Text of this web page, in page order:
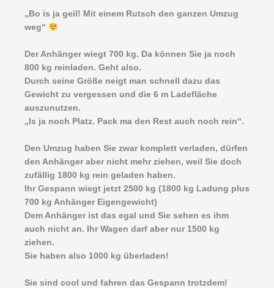
„Bo is ja geil! Mit einem Rutsch den ganzen Umzug
weg“
Der Anhänger wiegt 700 kg. Da können Sie ja noch
800 kg reinladen. Geht also.
Durch seine Größe neigt man schnell dazu das
Gewicht zu vergessen und die 6 m Ladefläche
auszunutzen.
„Is ja noch Platz. Pack ma den Rest auch noch rein“.
Den Umzug haben Sie zwar komplett verladen, dürfen
den Anhänger aber nicht mehr ziehen, weil Sie doch
zufällig 1800 kg rein geladen haben.
Ihr Gespann wiegt jetzt 2500 kg (1800 kg Ladung plus
700 kg Anhänger Eigengewicht)
Dem Anhänger ist das egal und Sie sehen es ihm
auch nicht an. Ihr Wagen darf aber nur 1500 kg
ziehen.
Sie haben also 1000 kg überladen!
Sie sind cool und fahren das Gespann trotzdem!